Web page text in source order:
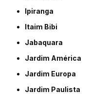
Ipiranga
Itaim Bibi
Jabaquara
Jardim América
Jardim Europa
Jardim Paulista